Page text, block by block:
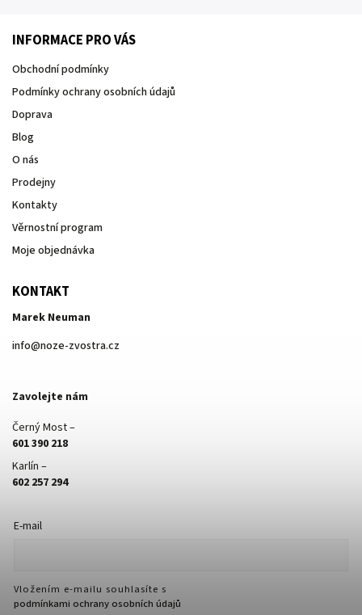
INFORMACE PRO VÁS
Obchodní podmínky
Podmínky ochrany osobních údajů
Doprava
Blog
O nás
Prodejny
Kontakty
Věrnostní program
Moje objednávka
KONTAKT
Marek Neuman
info@noze-zvostra.cz
Zavolejte nám
Černý Most –
601 390 218
Karlín –
602 257 294
E-mail
Vložením e-mailu souhlasíte s
podmínkami ochrany osobních údajů